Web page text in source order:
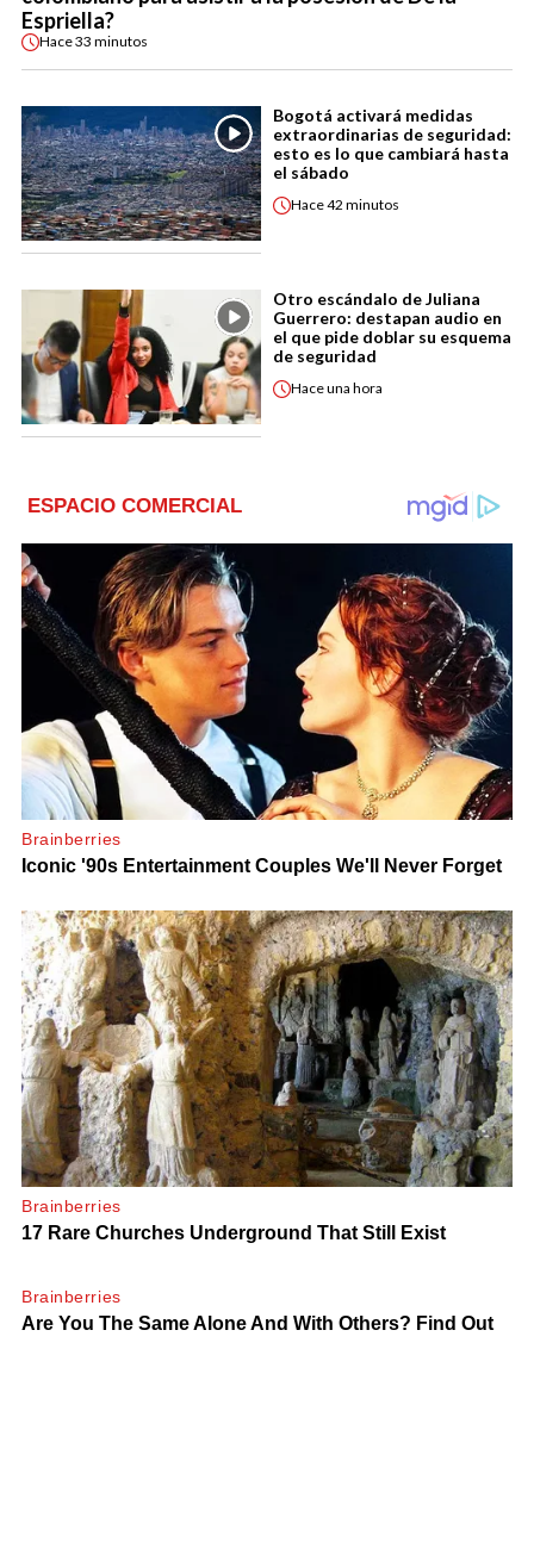
Espriella?
Hace33 minutos
Bogotá activará medidas
extraordinarias de seguridad:
esto es lo que cambiará hasta
el sábado
Hace42 minutos
Otro escándalo de Juliana
Guerrero: destapan audio en
el que pide doblar su esquema
de seguridad
Haceuna hora